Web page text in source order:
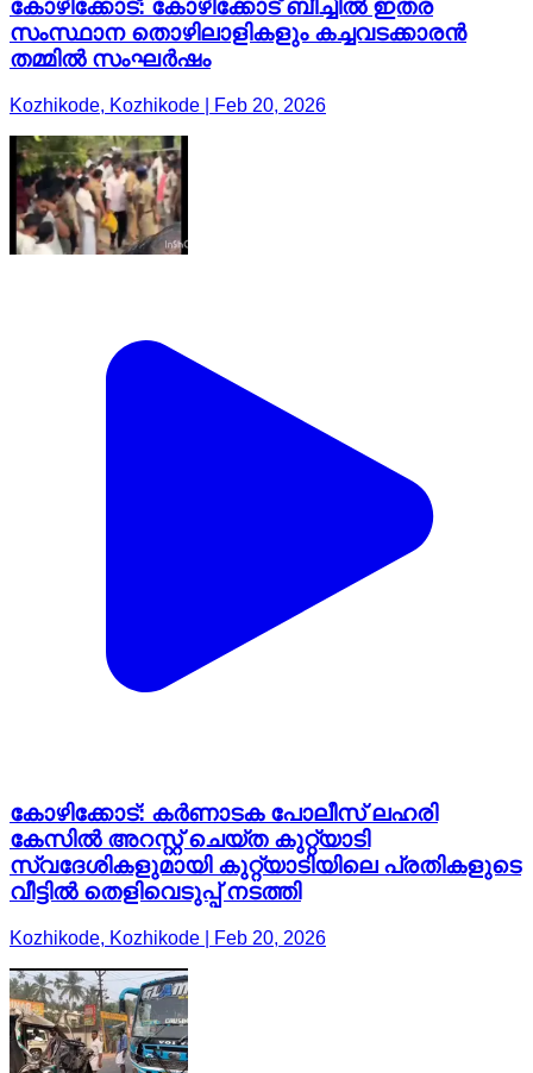
കോഴിക്കോട്: കോഴിക്കോട് ബീച്ചിൽ ഇതര
സംസ്ഥാന തൊഴിലാളികളും കച്ചവടക്കാരൻ
തമ്മിൽ സംഘർഷം
Kozhikode, Kozhikode | Feb 20, 2026
കോഴിക്കോട്: കർണാടക പോലീസ് ലഹരി
കേസിൽ അറസ്റ്റ് ചെയ്ത കുറ്റ്യാടി
സ്വദേശികളുമായി കുറ്റ്യാടിയിലെ പ്രതികളുടെ
വീട്ടിൽ തെളിവെടുപ്പ് നടത്തി
Kozhikode, Kozhikode | Feb 20, 2026